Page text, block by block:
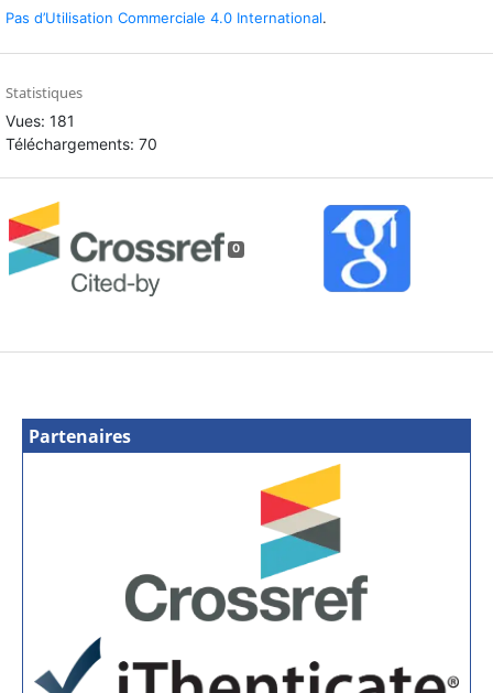
Pas d’Utilisation Commerciale 4.0 International.
Statistiques
Vues: 181
Téléchargements: 70
0
Partenaires